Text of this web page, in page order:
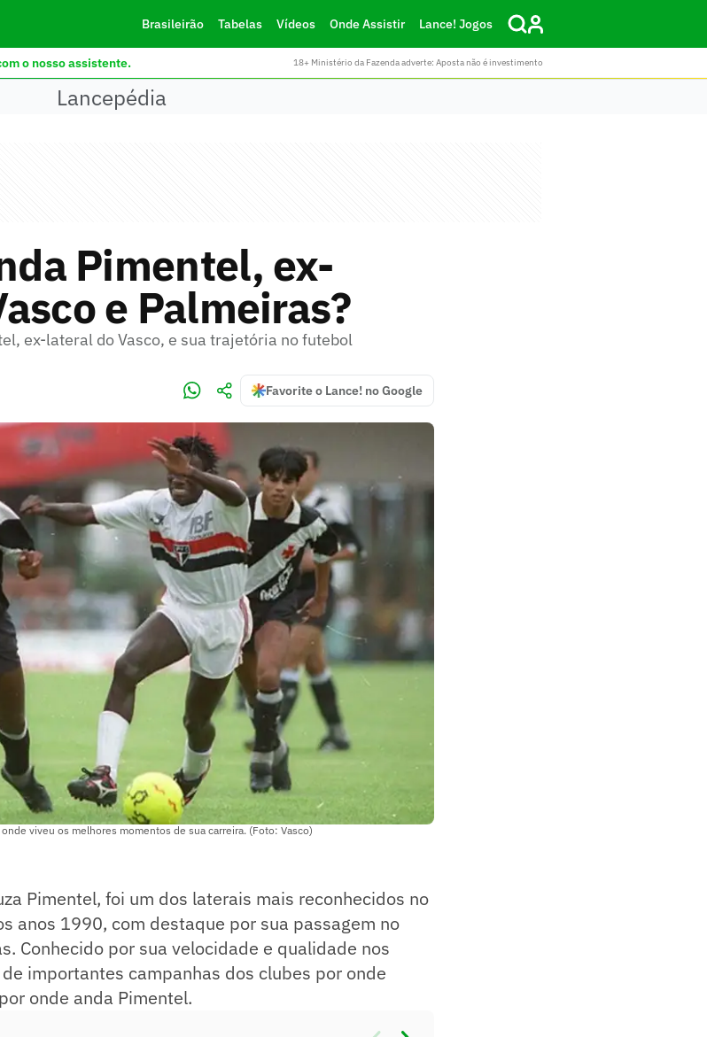
Brasileirão Tabelas Vídeos Onde Assistir Lance! Jogos
o nosso assistente. 18+ Ministério da Fazenda adverte: Aposta não é investimento
Lancepédia
Pimentel, ex-
e Palmeiras?
ex-lateral do Vasco, e sua trajetória no futebol
Favorite o Lance! no Google
viveu os melhores momentos de sua carreira. (Foto: Vasco)
Pimentel, foi um dos laterais mais reconhecidos no
anos 1990, com destaque por sua passagem no
Conhecido por sua velocidade e qualidade nos
importantes campanhas dos clubes por onde
onde anda Pimentel.